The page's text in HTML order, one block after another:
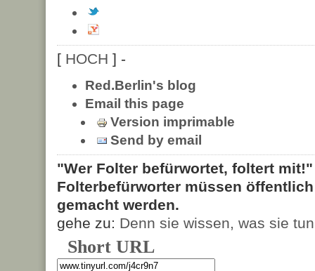
[ HOCH ] -
Red.Berlin's blog
Email this page
Version imprimable
Send by email
"Wer Folter befürwortet, foltert
Folterbefürworter müssen
gemacht werden.
gehe zu: Denn sie wissen, was sie tun
Short URL